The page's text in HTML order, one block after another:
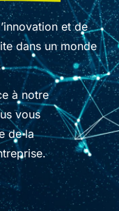
et de
dans un monde
à notre
vous
de la